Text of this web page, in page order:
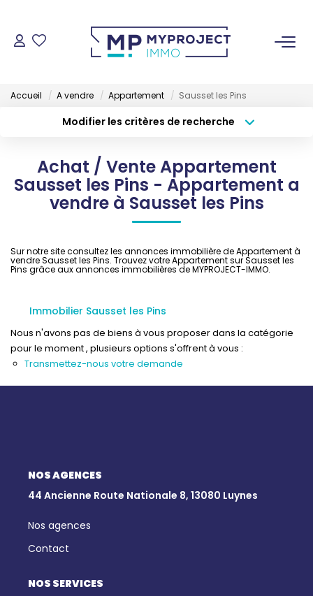
ESTIMER
Qui Sommes-Nous
Notre Équipe
Nous Rejoindre
Nos Actualités
Accueil A vendre Appartement Sausset les Pins
Modifier les critères de recherche
Sélectionnez...
Type de bien
Surface min
Créer une alerte
Achat / Vente Appartement
Sausset les Pins - Appartement a
vendre à Sausset les Pins
Sur notre site consultez les annonces immobilière de Appartement à
vendre Sausset les Pins. Trouvez votre Appartement sur Sausset les
Pins grâce aux annonces immobilières de MYPROJECT-IMMO.
Immobilier Sausset les Pins
Nous n'avons pas de biens à vous proposer dans la catégorie
pour le moment , plusieurs options s'offrent à vous :
Transmettez-nous votre demande
NOS AGENCES
44 Ancienne Route Nationale 8, 13080 Luynes
Nos agences
Contact
NOS SERVICES